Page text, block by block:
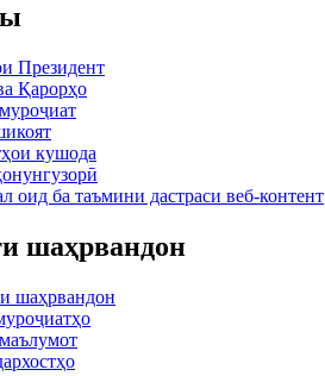
Президент
Қарорҳо
кушода
оид ба таъмини дастраси веб-контент
шаҳрвандон
шаҳрвандон